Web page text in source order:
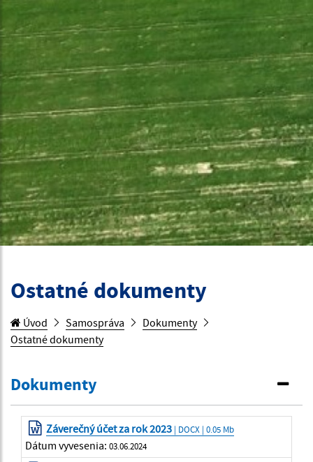
Ostatné dokumenty
Úvod Samospráva
Dokumenty
Ostatné dokumenty
Dokumenty
Záverečný účet za rok 2023 | DOCX | 0.05 Mb
Dátum vyvesenia: 03.06.2024